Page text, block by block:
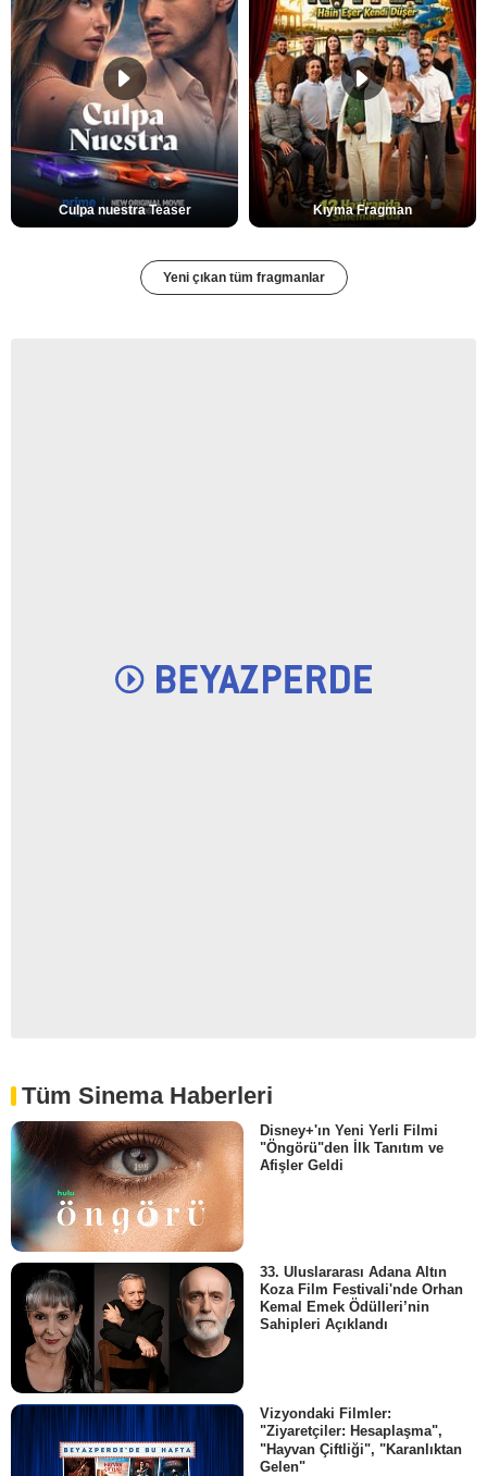
Culpa nuestra Teaser Kıyma Fragman
Yeni çıkan tüm fragmanlar
Tüm Sinema Haberleri
Disney+'ın Yeni Yerli Filmi
"Öngörü"den İlk Tanıtım ve
Afişler Geldi
33. Uluslararası Adana Altın
Koza Film Festivali'nde Orhan
Kemal Emek Ödülleri’nin
Sahipleri Açıklandı
Vizyondaki Filmler:
"Ziyaretçiler: Hesaplaşma",
"Hayvan Çiftliği", "Karanlıktan
Gelen"